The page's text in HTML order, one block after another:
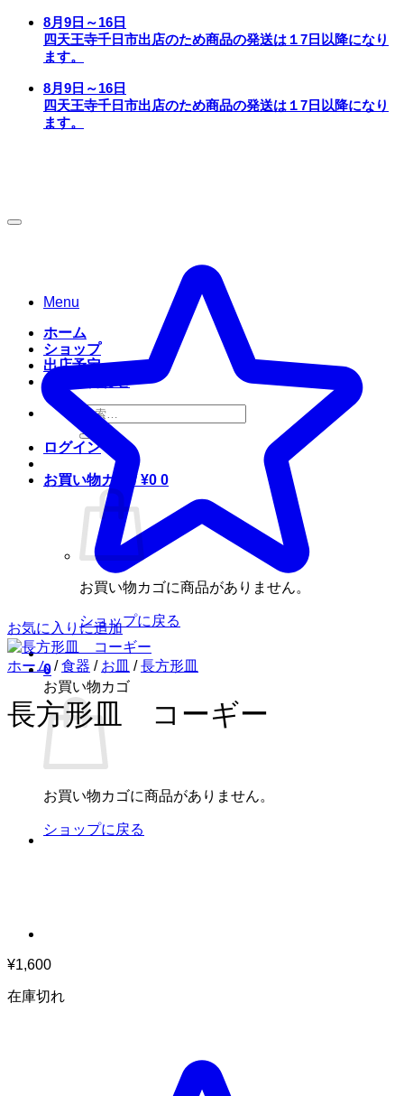
Skip
content
8月9日～16日
四天王寺千日市出店のため商品の発送は１7日以降になり
ます。
8月9日～16日
四天王寺千日市出店のため商品の発送は１7日以降になり
ます。
Menu
ホーム
ショップ
出店予定
お問い合わせ
検
索
対
象:
ログイン
お買い物カゴ /¥0 0
お買い物カゴに商品がありません。
ショップに戻る
0
お買い物カゴ
お買い物カゴに商品がありません。
ショップに戻る
お気に入りに追加
ホーム / 食器 / お皿 / 長方形皿
長方形皿 コーギー
¥1,600
在庫切れ